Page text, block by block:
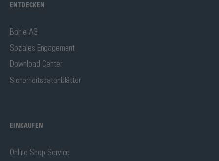
ENTDECKEN
Bohle AG
Soziales Engagement
Download Center
Sicherheitsdatenblätter
EINKAUFEN
Online Shop Service